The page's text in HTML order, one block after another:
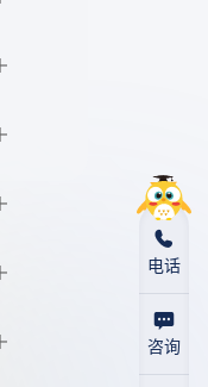
电话
咨询